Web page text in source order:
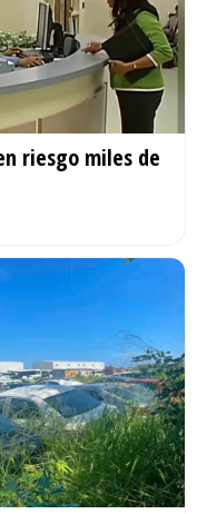
riesgo miles de